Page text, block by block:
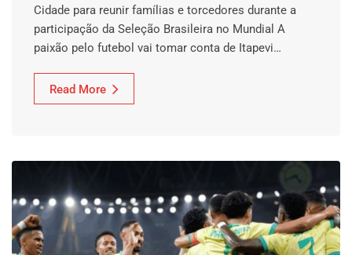
Cidade para reunir famílias e torcedores durante a
participação da Seleção Brasileira no Mundial A
paixão pelo futebol vai tomar conta de Itapevi…
Read More